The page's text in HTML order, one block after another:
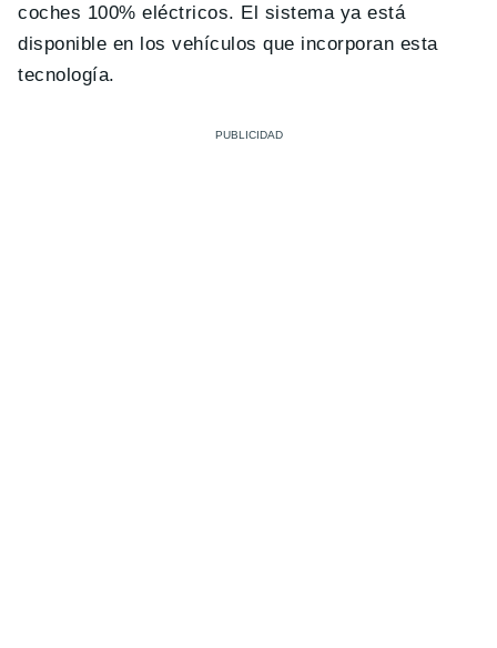
coches 100% eléctricos. El sistema ya está
disponible en los vehículos que incorporan esta
tecnología.